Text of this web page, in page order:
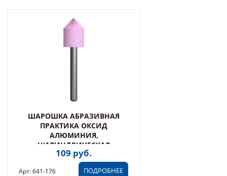
ШАРОШКА АБРАЗИВНАЯ
ПРАКТИКА ОКСИД
АЛЮМИНИЯ,
ЦИЛИНДРИЧЕСКАЯ
ЗАОСТРЕННАЯ 18Х22 ММ,
ХВОСТ 6 М (641-176)
109 руб.
ПОДРОБНЕЕ
Арт: 641-176